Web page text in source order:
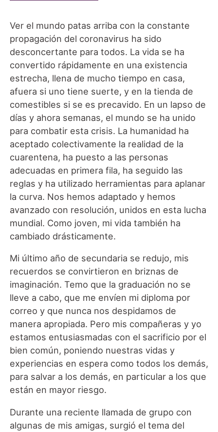
Ver el mundo patas arriba con la constante
propagación del coronavirus ha sido
desconcertante para todos. La vida se ha
convertido rápidamente en una existencia
estrecha, llena de mucho tiempo en casa,
afuera si uno tiene suerte, y en la tienda de
comestibles si se es precavido. En un lapso de
días y ahora semanas, el mundo se ha unido
para combatir esta crisis. La humanidad ha
aceptado colectivamente la realidad de la
cuarentena, ha puesto a las personas
adecuadas en primera fila, ha seguido las
reglas y ha utilizado herramientas para aplanar
la curva. Nos hemos adaptado y hemos
avanzado con resolución, unidos en esta lucha
mundial. Como joven, mi vida también ha
cambiado drásticamente.
Mi último año de secundaria se redujo, mis
recuerdos se convirtieron en briznas de
imaginación. Temo que la graduación no se
lleve a cabo, que me envíen mi diploma por
correo y que nunca nos despidamos de
manera apropiada. Pero mis compañeras y yo
estamos entusiasmadas con el sacrificio por el
bien común, poniendo nuestras vidas y
experiencias en espera como todos los demás,
para salvar a los demás, en particular a los que
están en mayor riesgo.
Durante una reciente llamada de grupo con
algunas de mis amigas, surgió el tema del